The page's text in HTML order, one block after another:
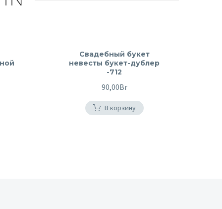
Свадебный букет
невесты букет-дублер
-712
90,00Br
В корзину